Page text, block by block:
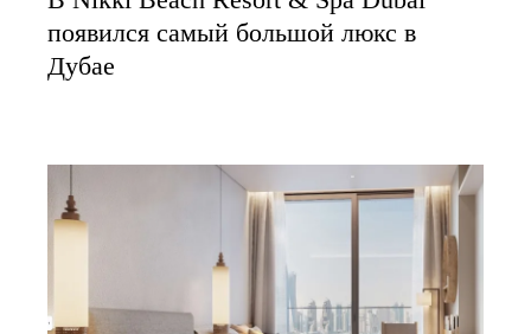
появился самый большой люкс в
Дубае